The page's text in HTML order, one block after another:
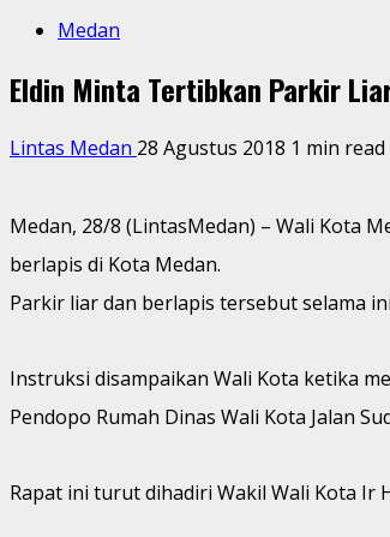
Medan
Eldin Minta Tertibkan Parkir
Lintas Medan 28 Agustus 2018 1 min read
Medan, 28/8 (LintasMedan) – Wali Kota
berlapis di Kota Medan.
Parkir liar dan berlapis tersebut selama
Instruksi disampaikan Wali Kota ketika
Pendopo Rumah Dinas Wali Kota Jalan
Rapat ini turut dihadiri Wakil Wali Kota Ir